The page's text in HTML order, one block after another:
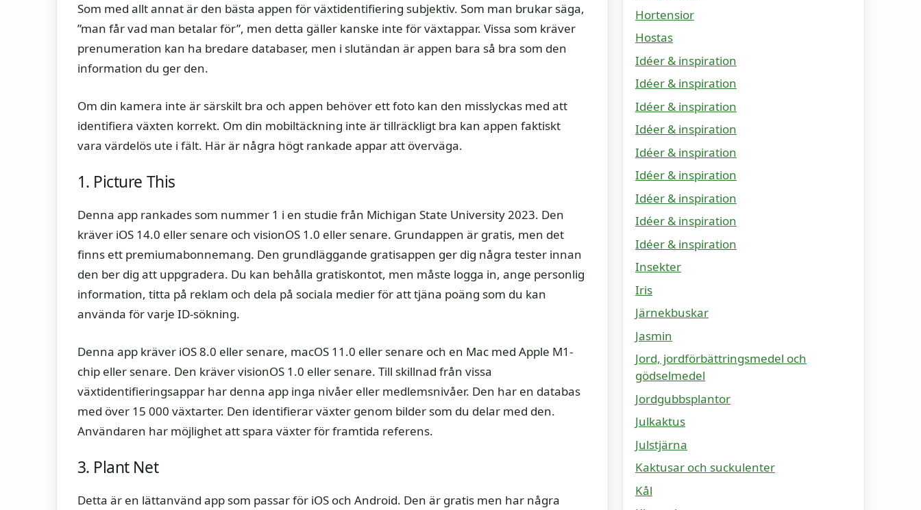
Som med allt annat är den bästa appen för växtidentifiering subjektiv. Som man brukar säga,
”man får vad man betalar för”, men detta gäller kanske inte för växtappar. Vissa som kräver
prenumeration kan ha bredare databaser, men i slutändan är appen bara så bra som den
information du ger den.
Om din kamera inte är särskilt bra och appen behöver ett foto kan den misslyckas med att
identifiera växten korrekt. Om din mobiltäckning inte är tillräckligt bra kan appen faktiskt
vara värdelös ute i fält. Här är några högt rankade appar att överväga.
1. Picture This
Denna app rankades som nummer 1 i en studie från Michigan State University 2023. Den
kräver iOS 14.0 eller senare och visionOS 1.0 eller senare. Grundappen är gratis, men det
finns ett premiumabonnemang. Den grundläggande gratisappen ger dig några tester innan
den ber dig att uppgradera. Du kan behålla gratiskontot, men måste logga in, ange personlig
information, titta på reklam och dela på sociala medier för att tjäna poäng som du kan
använda för varje ID-sökning.
Denna app kräver iOS 8.0 eller senare, macOS 11.0 eller senare och en Mac med Apple M1-
chip eller senare. Den kräver visionOS 1.0 eller senare. Till skillnad från vissa
växtidentifieringsappar har denna app inga nivåer eller medlemsnivåer. Den har en databas
med över 15 000 växtarter. Den identifierar växter genom bilder som du delar med den.
Användaren har möjlighet att spara växter för framtida referens.
3. Plant Net
Detta är en lättanvänd app som passar för iOS och Android. Den är gratis men har några
Hortensior
Hostas
Idéer & inspiration
Idéer & inspiration
Idéer & inspiration
Idéer & inspiration
Idéer & inspiration
Idéer & inspiration
Idéer & inspiration
Idéer & inspiration
Idéer & inspiration
Insekter
Iris
Järnekbuskar
Jasmin
Jord, jordförbättringsmedel och
gödselmedel
Jordgubbsplantor
Julkaktus
Julstjärna
Kaktusar och suckulenter
Kål